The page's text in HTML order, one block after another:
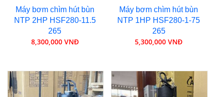
Máy bơm chìm hút bùn
NTP 2HP HSF280-11.5
265
8,300,000 VNĐ
Máy bơm chìm hút bùn
NTP 1HP HSF280-1-75
265
5,300,000 VNĐ